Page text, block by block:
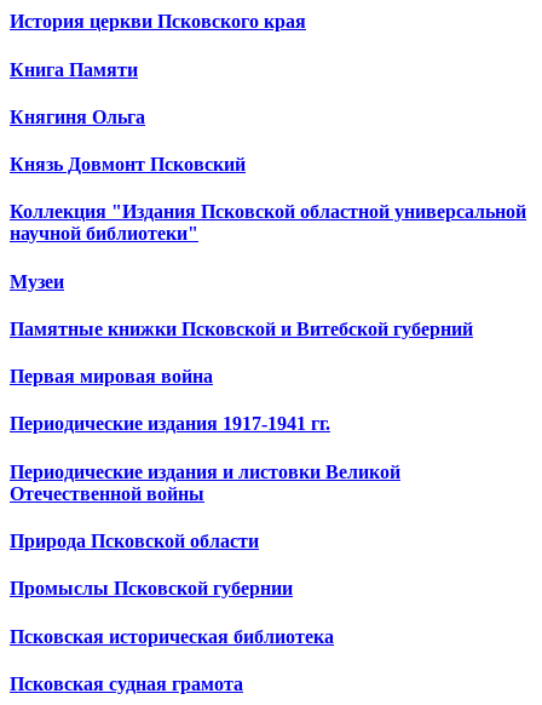
История церкви Псковского края
Книга Памяти
Княгиня Ольга
Князь Довмонт Псковский
Коллекция "Издания Псковской областной универсальной
научной библиотеки"
Музеи
Памятные книжки Псковской и Витебской губерний
Первая мировая война
Периодические издания 1917-1941 гг.
Периодические издания и листовки Великой
Отечественной войны
Природа Псковской области
Промыслы Псковской губернии
Псковская историческая библиотека
Псковская судная грамота